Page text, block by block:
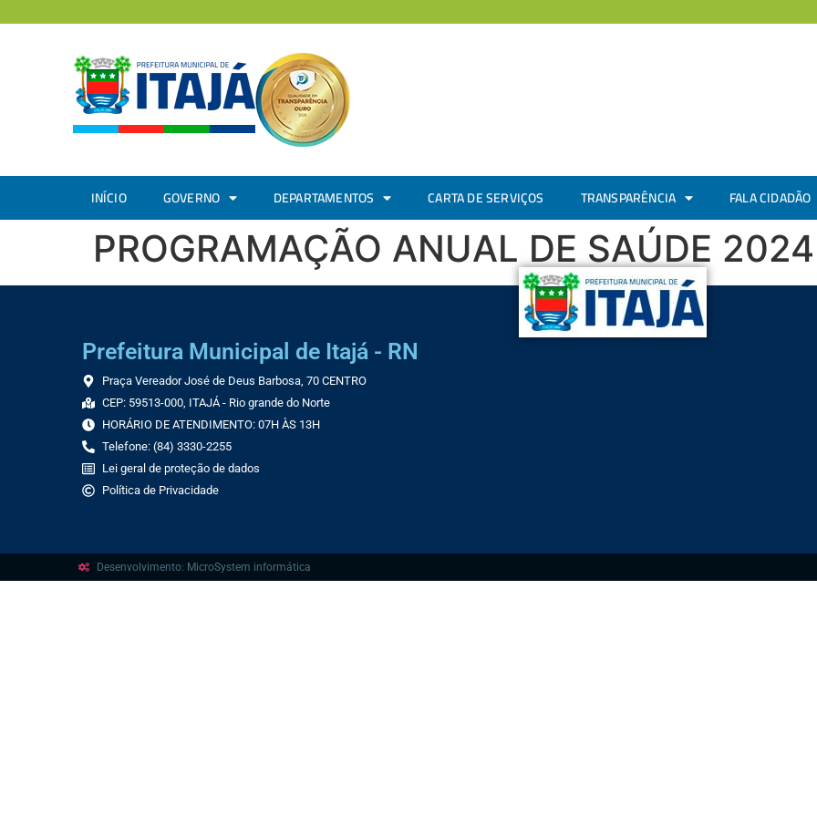
INÍCIO GOVERNO DEPARTAMENTOS CARTA DE SERVIÇOS TRANSPARÊNCIA FALA CIDADÃO
PROGRAMAÇÃO ANUAL DE SAÚDE 2024
Prefeitura Municipal de Itajá - RN
Praça Vereador José de Deus Barbosa, 70 CENTRO
CEP: 59513-000, ITAJÁ - Rio grande do Norte
HORÁRIO DE ATENDIMENTO: 07H ÀS 13H
Telefone: (84) 3330-2255
Lei geral de proteção de dados
Política de Privacidade
Desenvolvimento: MicroSystem informática